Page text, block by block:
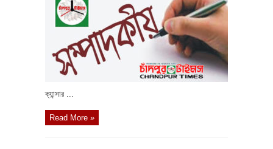
ক্যান্সার ...
Read More »